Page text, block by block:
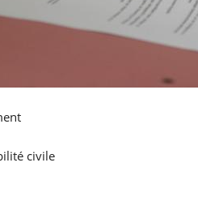
civile